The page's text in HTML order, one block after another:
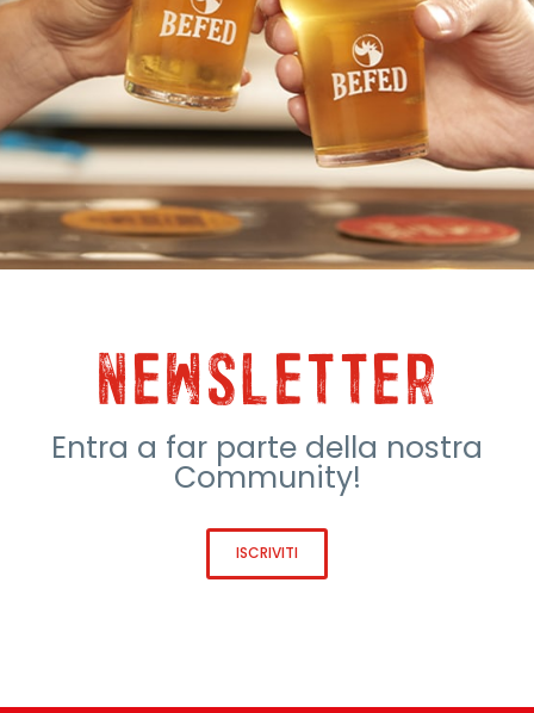
newsletter
Entra a far parte della nostra
Community!
ISCRIVITI